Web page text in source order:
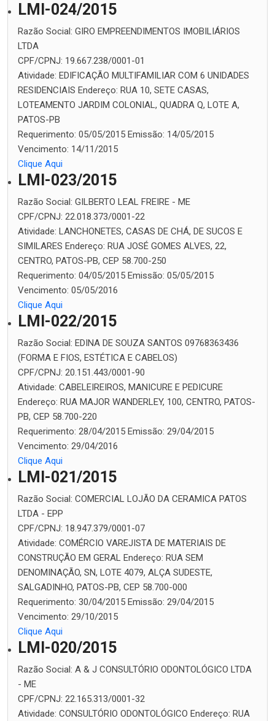
LMI-024/2015
Razão Social: GIRO EMPREENDIMENTOS IMOBILIÁRIOS
LTDA
CPF/CPNJ: 19.667.238/0001-01
Atividade: EDIFICAÇÃO MULTIFAMILIAR COM 6 UNIDADES
RESIDENCIAIS Endereço: RUA 10, SETE CASAS,
LOTEAMENTO JARDIM COLONIAL, QUADRA Q, LOTE A,
PATOS-PB
Requerimento: 05/05/2015 Emissão: 14/05/2015
Vencimento: 14/11/2015
Clique Aqui
LMI-023/2015
Razão Social: GILBERTO LEAL FREIRE - ME
CPF/CPNJ: 22.018.373/0001-22
Atividade: LANCHONETES, CASAS DE CHÁ, DE SUCOS E
SIMILARES Endereço: RUA JOSÉ GOMES ALVES, 22,
CENTRO, PATOS-PB, CEP 58.700-250
Requerimento: 04/05/2015 Emissão: 05/05/2015
Vencimento: 05/05/2016
Clique Aqui
LMI-022/2015
Razão Social: EDINA DE SOUZA SANTOS 09768363436
(FORMA E FIOS, ESTÉTICA E CABELOS)
CPF/CPNJ: 20.151.443/0001-90
Atividade: CABELEIREIROS, MANICURE E PEDICURE
Endereço: RUA MAJOR WANDERLEY, 100, CENTRO, PATOS-
PB, CEP 58.700-220
Requerimento: 28/04/2015 Emissão: 29/04/2015
Vencimento: 29/04/2016
Clique Aqui
LMI-021/2015
Razão Social: COMERCIAL LOJÃO DA CERAMICA PATOS
LTDA - EPP
CPF/CPNJ: 18.947.379/0001-07
Atividade: COMÉRCIO VAREJISTA DE MATERIAIS DE
CONSTRUÇÃO EM GERAL Endereço: RUA SEM
DENOMINAÇÃO, SN, LOTE 4079, ALÇA SUDESTE,
SALGADINHO, PATOS-PB, CEP 58.700-000
Requerimento: 30/04/2015 Emissão: 29/04/2015
Vencimento: 29/10/2015
Clique Aqui
LMI-020/2015
Razão Social: A & J CONSULTÓRIO ODONTOLÓGICO LTDA
- ME
CPF/CPNJ: 22.165.313/0001-32
Atividade: CONSULTÓRIO ODONTOLÓGICO Endereço: RUA